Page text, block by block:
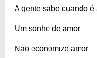
A gente sabe quando é
Um sonho de amor
Não economize amor